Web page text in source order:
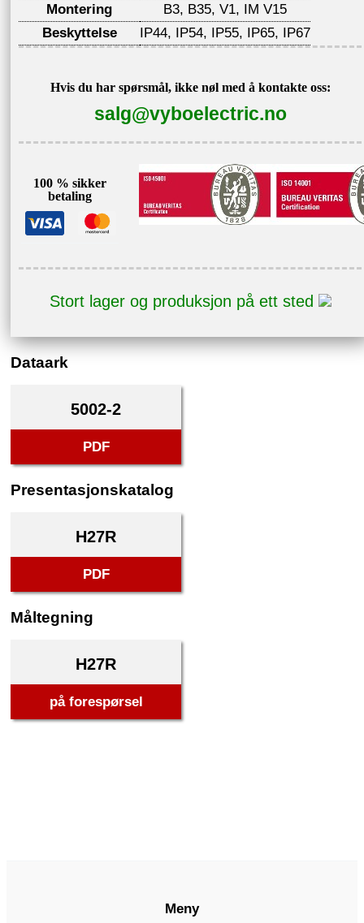
Montering
B3, B35, V1, IM V15
Beskyttelse
IP44, IP54, IP55, IP65, IP67
Hvis du har spørsmål, ikke nøl med å kontakte oss:
salg@vyboelectric.no
100 % sikker
betaling
Stort lager og produksjon på ett sted
Dataark
5002-2
PDF
Presentasjonskatalog
H27R
PDF
Måltegning
H27R
på forespørsel
Meny